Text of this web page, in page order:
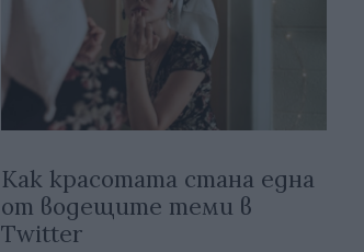
Как красотата стана една
от водещите теми в
Twitter